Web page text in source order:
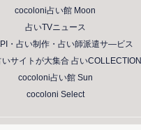
cocoloni占い館 Moon
占いTVニュース
・占い制作・占い師派遣サ―ビス
サイトが大集合 占いCOLLECTION
cocoloni占い館 Sun
cocoloni Select